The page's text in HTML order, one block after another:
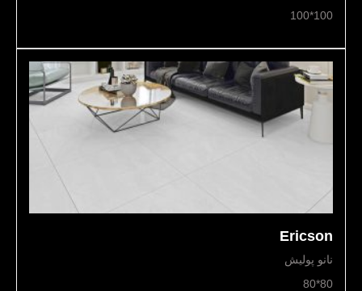
100*100
Ericson
نانو پولیش
80*80